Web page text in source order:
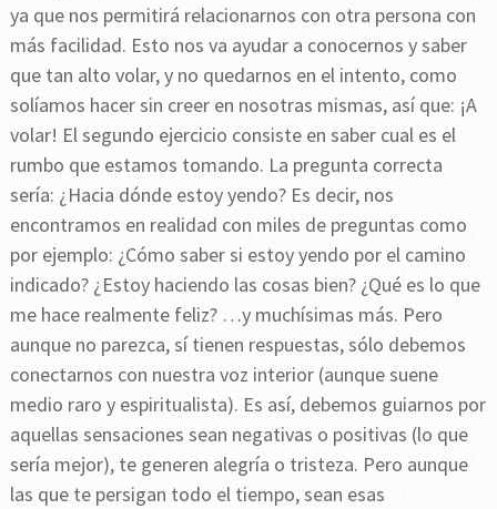
ya que nos permitirá relacionarnos con otra persona con
más facilidad. Esto nos va ayudar a conocernos y saber
que tan alto volar, y no quedarnos en el intento, como
solíamos hacer sin creer en nosotras mismas, así que: ¡A
volar! El segundo ejercicio consiste en saber cual es el
rumbo que estamos tomando. La pregunta correcta
sería: ¿Hacia dónde estoy yendo? Es decir, nos
encontramos en realidad con miles de preguntas como
por ejemplo: ¿Cómo saber si estoy yendo por el camino
indicado? ¿Estoy haciendo las cosas bien? ¿Qué es lo que
me hace realmente feliz? …y muchísimas más. Pero
aunque no parezca, sí tienen respuestas, sólo debemos
conectarnos con nuestra voz interior (aunque suene
medio raro y espiritualista). Es así, debemos guiarnos por
aquellas sensaciones sean negativas o positivas (lo que
sería mejor), te generen alegría o tristeza. Pero aunque
las que te persigan todo el tiempo, sean esas